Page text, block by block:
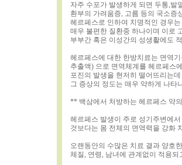
자주 수포가 발생하게 되면 두통,발
환부의 가려움증, 고름 등의 국소증
헤르페스로 인하여 치명적인 경우
매우 불편한 질환중 하나이며 이로
부부간 혹은 이성간의 성생활에도
헤르페스에 대한 한방치료는 면역
추출액) 으로 면역체계를 헤르페스
포진의 발생을 현저히 떨어뜨리는
그 증상의 정도는 매우 약하게 나타
** 백삼에서 처방하는 헤르페스 약
헤르페스 발생이 주로 성기주변에
것보다는 몸 전체의 면역력을 강화
오랜동안의 수많은 치료 결과 양호
체질, 연령, 남녀에 관계없이 적용되